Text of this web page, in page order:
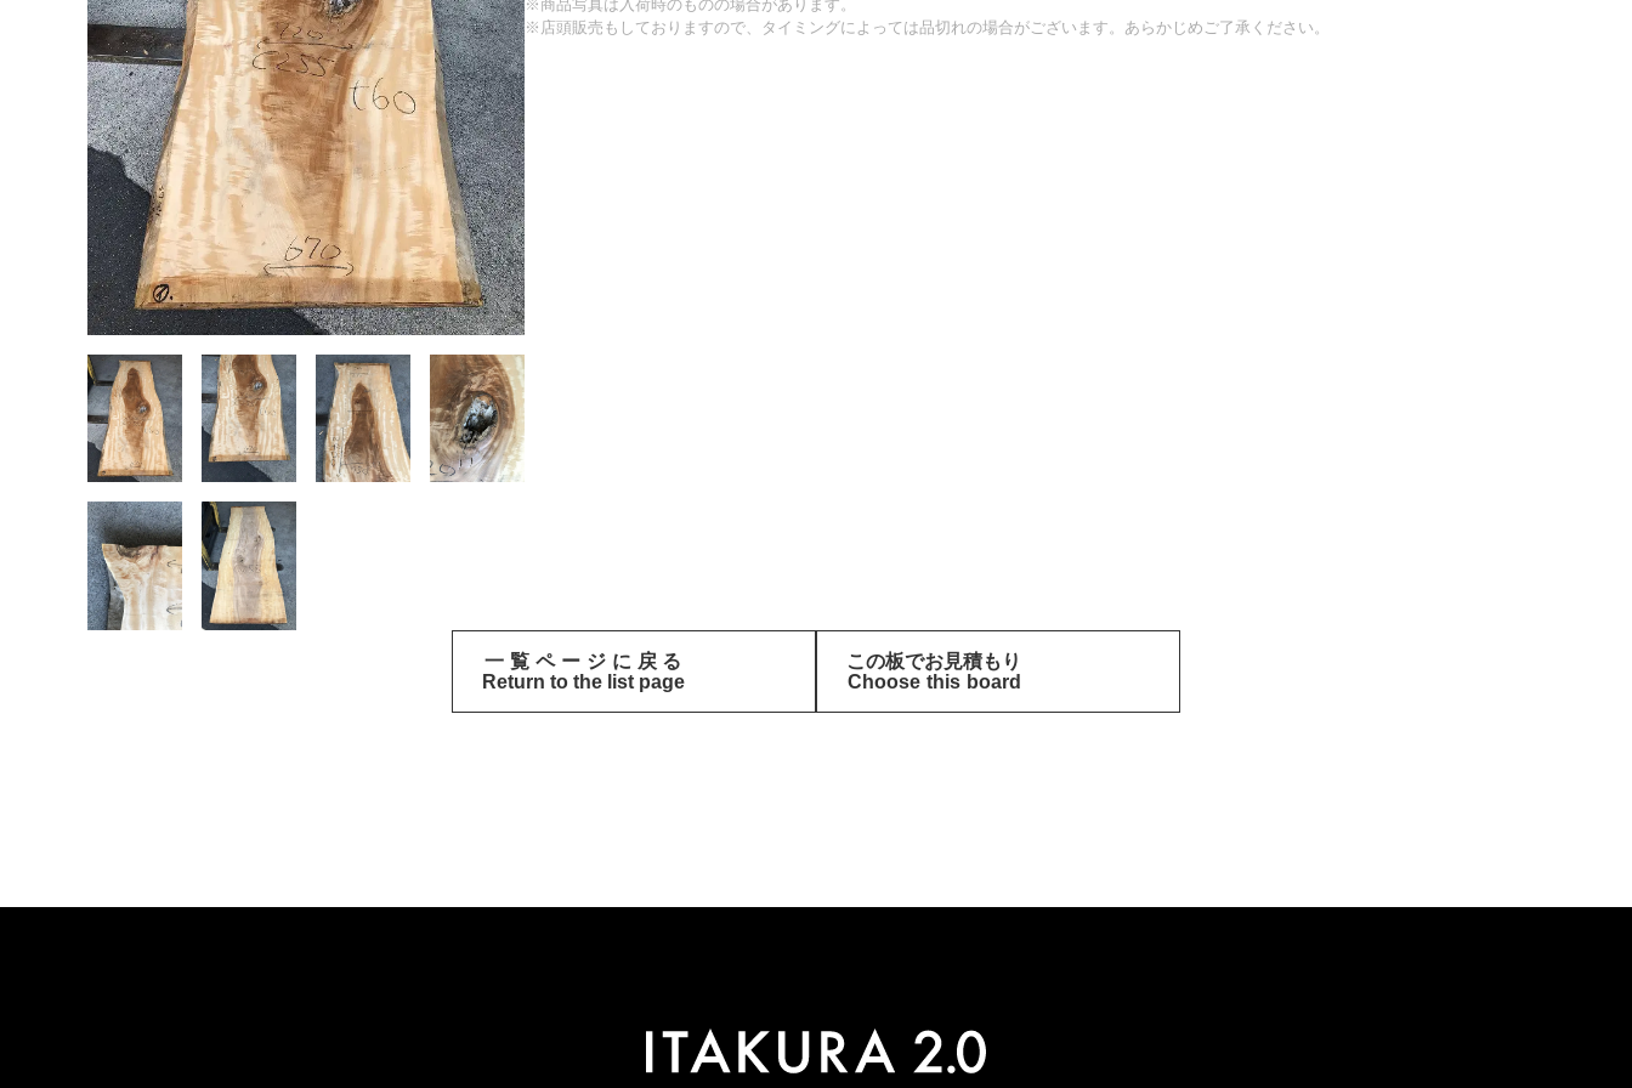
商品写真は入荷時のものの場合があります。
店頭販売もしておりますので、タイミングによっては品切れの場合がございます。あらかじめご了承ください。
Return to the list page
一覧ページに戻る
Choose this board
この板でお見積もり